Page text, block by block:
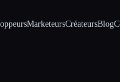
MarketeursCréateursBlog